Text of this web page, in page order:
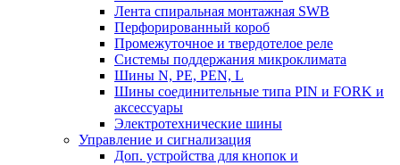
Лента спиральная монтажная SWB
Перфорированный короб
Промежуточное и твердотелое реле
Системы поддержания микроклимата
Шины N, PE, PEN, L
Шины соединительные типа PIN и FORK и
аксессуары
Электротехнические шины
Управление и сигнализация
Доп. устройства для кнопок и